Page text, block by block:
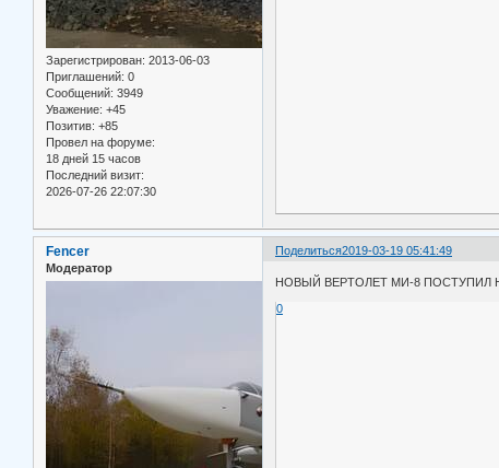
Зарегистрирован: 2013-06-03
Приглашений: 0
Сообщений: 3949
Уважение: +45
Позитив: +85
Провел на форуме:
18 дней 15 часов
Последний визит:
2026-07-26 22:07:30
Поделиться2019-03-19 05:41:49
Fencer
Модератор
НОВЫЙ ВЕРТОЛЕТ МИ-8 ПОСТУПИЛ
0